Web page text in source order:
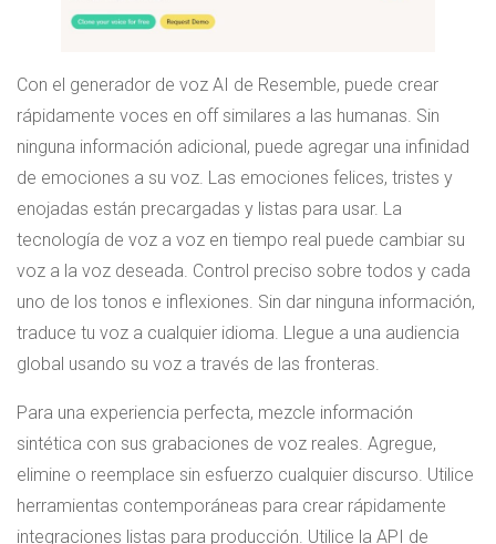
Con el generador de voz AI de Resemble, puede crear
rápidamente voces en off similares a las humanas. Sin
ninguna información adicional, puede agregar una infinidad
de emociones a su voz. Las emociones felices, tristes y
enojadas están precargadas y listas para usar. La
tecnología de voz a voz en tiempo real puede cambiar su
voz a la voz deseada. Control preciso sobre todos y cada
uno de los tonos e inflexiones. Sin dar ninguna información,
traduce tu voz a cualquier idioma. Llegue a una audiencia
global usando su voz a través de las fronteras.
Para una experiencia perfecta, mezcle información
sintética con sus grabaciones de voz reales. Agregue,
elimine o reemplace sin esfuerzo cualquier discurso. Utilice
herramientas contemporáneas para crear rápidamente
integraciones listas para producción. Utilice la API de